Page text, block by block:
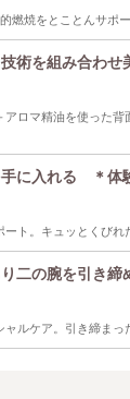
燃焼をとことんサポ
技術を組み合わ
ロマ精油を使った
手に入れる ＊体
ト。キュッとくびれ
り二の腕を引き
ルケア。引き締まっ